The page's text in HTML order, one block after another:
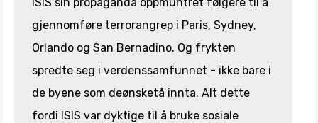
gjennomføre terrorangrep i Paris, Sydney,
Orlando og San Bernadino. Og frykten
spredte seg i verdenssamfunnet - ikke bare i
de byene som deønsketå innta. Alt dette
fordi ISIS var dyktige til å bruke sosiale